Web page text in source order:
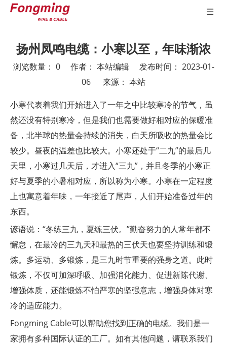
扬州凤鸣电缆：小寒以至，年味渐浓
浏览数量： 0作者： 本站编辑 发布时间： 2023-01-
06 来源： 本站
["wechat","weibo","qzone","douban","email"]
小寒代表着我们开始进入了一年之中比较寒冷的节气，虽
然还没有特别寒冷，但是我们也需要做好相对应的保暖准
备，北半球的热量会持续的消失，白天所吸收的热量会比
较少。昼夜的温差也比较大。小寒还处于“二九”的最后几
天里，小寒过几天后，才进入“三九”，并且冬季的小寒正
好与夏季的小暑相对应，所以称为小寒。小寒在一定程度
上也寓意着年味，一年接近了尾声，人们开始准备过年的
东西。
谚语说：“冬练三九，夏练三伏。”勤奋努力的人常年都不
懈怠，在最冷的三九天和最热的三伏天也要坚持训练和锻
炼。多运动、多锻炼，是三九时节重要的强身之道。此时
锻炼，不仅可加深呼吸、加强消化能力、促进新陈代谢、
增强体质，还能锻炼不怕严寒的坚强意志，增强身体对寒
冷的适应能力。
Fongming Cable可以帮助您找到正确的电缆。我们是一
家拥有多种国际认证的工厂。如有其他问题，请联系我们